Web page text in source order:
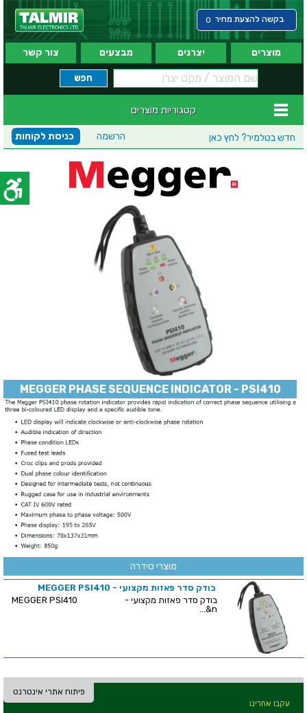
בקשה להצעת מחיר 0
מוצרים יצרנים מבצעים צור קשר
קטגוריות מוצרים
חדש בטלמיר? לחץ כאן כניסת לקוחות הרשמה
MEGGER PHASE SEQUENCE INDICATOR - PSI410
מוצרי סידרה
בודק סדר פאזות מקצועי - MEGGER PSI410
בודק סדר פאזות מקצועי - MEGGER PSI410
&n...
פיתוח אתרי אינטרנט
עקבו אחרינו